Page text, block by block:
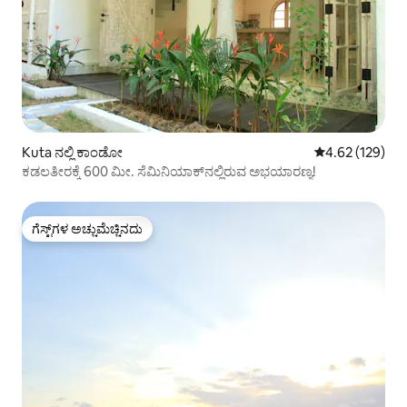
Kuta ನಲ್ಲಿ ಕಾಂಡೋ 5 ರಲ್ಲಿ 4.62
4.62 (129)
ಕಡಲತೀರಕ್ಕೆ 600 ಮೀ. ಸೆಮಿನಿಯಾಕ್‌ನಲ್ಲಿರುವ ಅಭಯಾರಣ್ಯ!
ಗೆಸ್ಟ್‌ಗಳ ಅಚ್ಚುಮೆಚ್ಚಿನದು
ಗೆಸ್ಟ್‌ಗಳ ಅಚ್ಚುಮೆಚ್ಚಿನದು